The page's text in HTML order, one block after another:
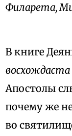
Филарета,
В книге
Апостолы
почему же
во